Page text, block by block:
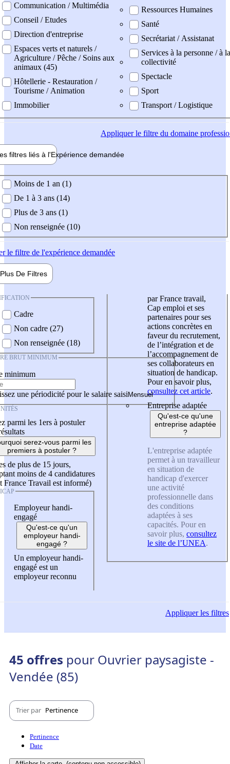
Communication / Multimédia
Conseil / Etudes
Direction d'entreprise
Espaces verts et naturels /
Agriculture / Pêche / Soins aux
animaux (45)
Hôtellerie - Restauration /
Tourisme / Animation
Immobilier
Ressources Humaines
Santé
Secrétariat / Assistanat
Services à la personne / à la
collectivité
Spectacle
Sport
Transport / Logistique
Appliquerle filtre du domaine
filtres liés à l'Expérience demandée
demandée
Moins de 1 an (1)
De 1 à 3 ans (14)
Plus de 3 ans (1)
Non renseignée (10)
le filtre de l'expérience demandée
Plus De Filtres
Cadre
Non cadre (27)
Non renseignée (18)
BRUT MINIMUM
minimum
une périodicité pour le salaire saisi
parmi les 1ers à postuler
serez-vous parmi les
premiers à postuler ?
de plus de 15 jours,
moins de 4 candidatures
France Travail est informé)
Employeur handi-
engagé
Qu'est-ce qu'un
employeur handi-
engagé ?
Un employeur handi-
engagé est un
employeur reconnu
par France travail,
Cap emploi et ses
partenaires pour ses
actions concrètes en
faveur du recrutement,
de l’intégration et de
l’accompagnement de
ses collaborateurs en
situation de handicap.
Pour en savoir plus,
consultez cet article.
Entreprise adaptée
Qu'est-ce qu'une
entreprise adaptée
?
L'entreprise adaptée
permet à un travailleur
en situation de
handicap d'exercer
une activité
professionnelle dans
des conditions
adaptées à ses
capacités. Pour en
savoir plus, consultez
le site de l’UNEA.
Appliquerles filtres
45 offres pour Ouvrier paysagiste -
Vendée (85)
Trier par Pertinence
Pertinence
Date